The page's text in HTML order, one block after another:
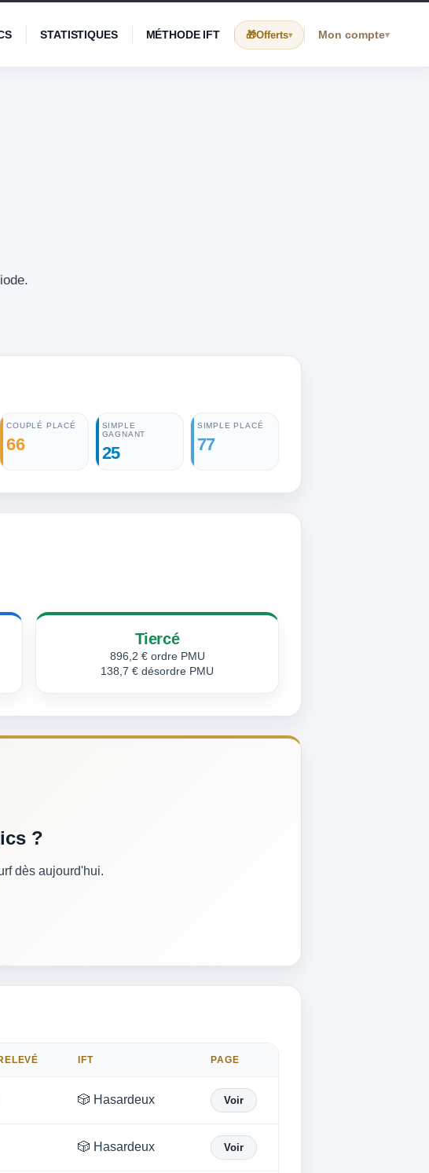
STATISTIQUES MÉTHODE IFT Offerts▾ Mon compte▾
COUPLÉ PLACÉ
66
SIMPLE
GAGNANT
25
SIMPLE PLACÉ
77
Tiercé
896,2 € ordre PMU
138,7 € désordre PMU
?
dès aujourd'hui.
IFT PAGE
🎲 Hasardeux Voir
🎲 Hasardeux Voir